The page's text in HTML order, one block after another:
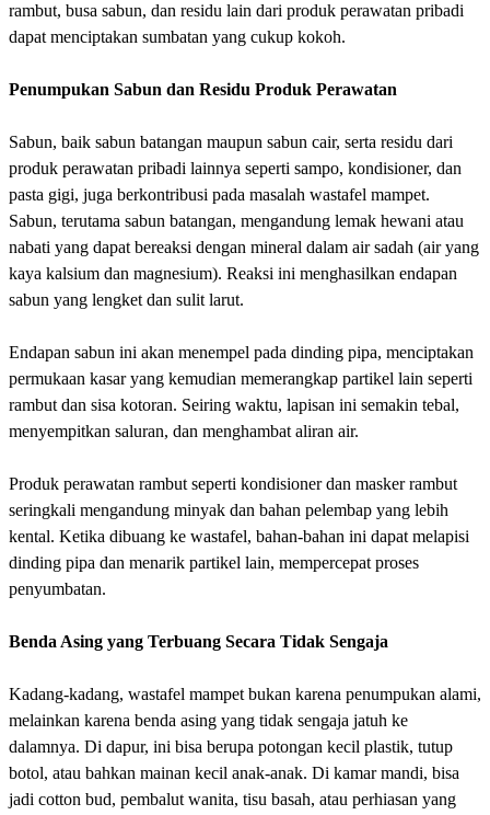
rambut, busa sabun, dan residu lain dari produk perawatan pribadi
dapat menciptakan sumbatan yang cukup kokoh.
Penumpukan Sabun dan Residu Produk Perawatan
Sabun, baik sabun batangan maupun sabun cair, serta residu dari
produk perawatan pribadi lainnya seperti sampo, kondisioner, dan
pasta gigi, juga berkontribusi pada masalah wastafel mampet.
Sabun, terutama sabun batangan, mengandung lemak hewani atau
nabati yang dapat bereaksi dengan mineral dalam air sadah (air yang
kaya kalsium dan magnesium). Reaksi ini menghasilkan endapan
sabun yang lengket dan sulit larut.
Endapan sabun ini akan menempel pada dinding pipa, menciptakan
permukaan kasar yang kemudian memerangkap partikel lain seperti
rambut dan sisa kotoran. Seiring waktu, lapisan ini semakin tebal,
menyempitkan saluran, dan menghambat aliran air.
Produk perawatan rambut seperti kondisioner dan masker rambut
seringkali mengandung minyak dan bahan pelembap yang lebih
kental. Ketika dibuang ke wastafel, bahan-bahan ini dapat melapisi
dinding pipa dan menarik partikel lain, mempercepat proses
penyumbatan.
Benda Asing yang Terbuang Secara Tidak Sengaja
Kadang-kadang, wastafel mampet bukan karena penumpukan alami,
melainkan karena benda asing yang tidak sengaja jatuh ke
dalamnya. Di dapur, ini bisa berupa potongan kecil plastik, tutup
botol, atau bahkan mainan kecil anak-anak. Di kamar mandi, bisa
jadi cotton bud, pembalut wanita, tisu basah, atau perhiasan yang